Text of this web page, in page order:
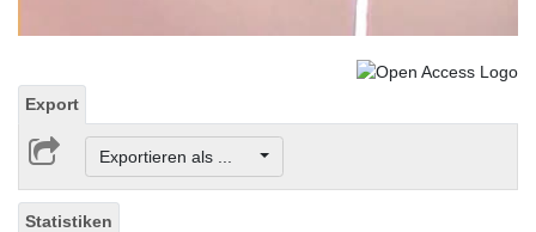
Export
Exportieren als ...
Statistiken